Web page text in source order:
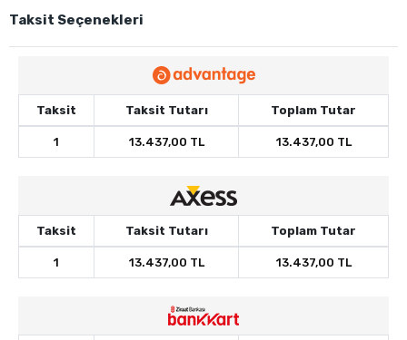
Taksit Seçenekleri
Taksit Taksit Tutarı Toplam Tutar
1 13.437,00 TL 13.437,00 TL
Taksit Taksit Tutarı Toplam Tutar
1 13.437,00 TL 13.437,00 TL